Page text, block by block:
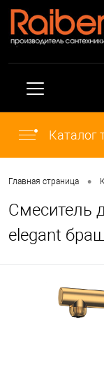
Каталог
Главная страница •
Смеситель
elegant